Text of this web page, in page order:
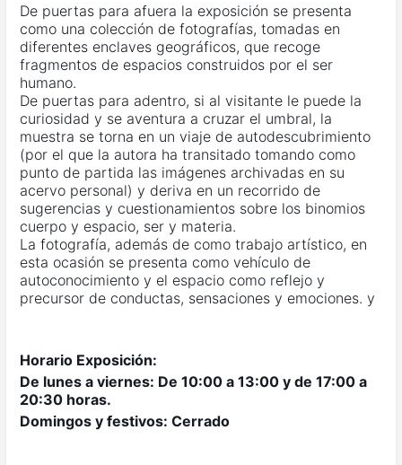
De puertas para afuera la exposición se presenta
como una colección de fotografías, tomadas en
diferentes enclaves geográficos, que recoge
fragmentos de espacios construidos por el ser
humano.
De puertas para adentro, si al visitante le puede la
curiosidad y se aventura a cruzar el umbral, la
muestra se torna en un viaje de autodescubrimiento
(por el que la autora ha transitado tomando como
punto de partida las imágenes archivadas en su
acervo personal) y deriva en un recorrido de
sugerencias y cuestionamientos sobre los binomios
cuerpo y espacio, ser y materia.
La fotografía, además de como trabajo artístico, en
esta ocasión se presenta como vehículo de
autoconocimiento y el espacio como reflejo y
precursor de conductas, sensaciones y emociones. y
Horario Exposición:
De lunes a viernes: De 10:00 a 13:00 y de 17:00 a
20:30 horas.
Domingos y festivos: Cerrado